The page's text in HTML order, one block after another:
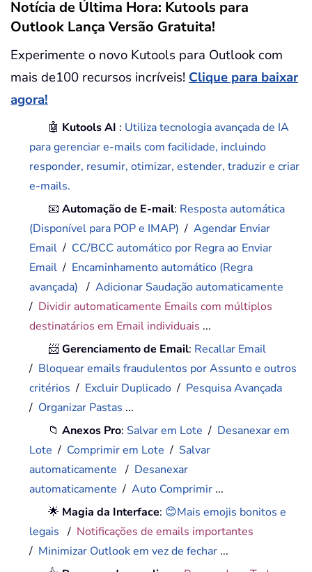
Notícia de Última Hora: Kutools para
Outlook Lança Versão Gratuita!
Experimente o novo Kutools para Outlook com
mais de100 recursos incríveis! Clique para baixar
agora!
🤖 Kutools AI : Utiliza tecnologia avançada de IA
para gerenciar e-mails com facilidade, incluindo
responder, resumir, otimizar, estender, traduzir e criar
e-mails.
📧Automação de E-mail: Resposta automática
(Disponível para POP e IMAP) /Agendar Enviar
Email / CC/BCC automático por Regra ao Enviar
Email / Encaminhamento automático (Regra
avançada) /Adicionar Saudação automaticamente
/ Dividir automaticamente Emails com múltiplos
destinatários em Email individuais ...
📨Gerenciamento de Email: Recallar Email
/ Bloquear emails fraudulentos por Assunto e outros
critérios / Excluir Duplicado / Pesquisa Avançada
/ Organizar Pastas ...
📁Anexos Pro: Salvar em Lote / Desanexar em
Lote / Comprimir em Lote / Salvar
automaticamente / Desanexar
automaticamente /Auto Comprimir ...
🌟 Magia da Interface: 😊Mais emojis bonitos e
legais / Notificações de emails importantes
/ Minimizar Outlook em vez de fechar ...